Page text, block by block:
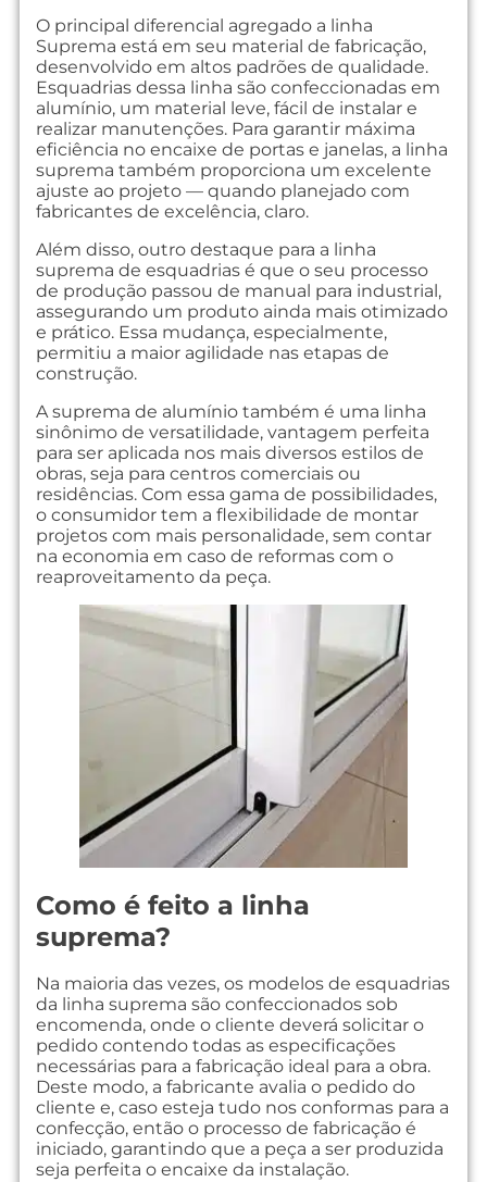
O principal diferencial agregado a linha
Suprema está em seu material de fabricação,
desenvolvido em altos padrões de qualidade.
Esquadrias dessa linha são confeccionadas em
alumínio, um material leve, fácil de instalar e
realizar manutenções. Para garantir máxima
eficiência no encaixe de portas e janelas, a linha
suprema também proporciona um excelente
ajuste ao projeto — quando planejado com
fabricantes de excelência, claro.
Além disso, outro destaque para a linha
suprema de esquadrias é que o seu processo
de produção passou de manual para industrial,
assegurando um produto ainda mais otimizado
e prático. Essa mudança, especialmente,
permitiu a maior agilidade nas etapas de
construção.
A suprema de alumínio também é uma linha
sinônimo de versatilidade, vantagem perfeita
para ser aplicada nos mais diversos estilos de
obras, seja para centros comerciais ou
residências. Com essa gama de possibilidades,
o consumidor tem a flexibilidade de montar
projetos com mais personalidade, sem contar
na economia em caso de reformas com o
reaproveitamento da peça.
Como é feito a linha
suprema?
Na maioria das vezes, os modelos de esquadrias
da linha suprema são confeccionados sob
encomenda, onde o cliente deverá solicitar o
pedido contendo todas as especificações
necessárias para a fabricação ideal para a obra.
Deste modo, a fabricante avalia o pedido do
cliente e, caso esteja tudo nos conformas para a
confecção, então o processo de fabricação é
iniciado, garantindo que a peça a ser produzida
seja perfeita o encaixe da instalação.